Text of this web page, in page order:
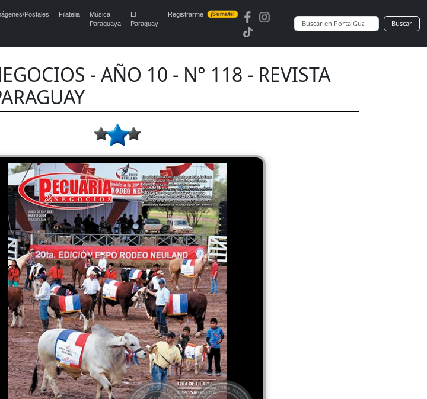
Postales Filatelia
Música
Paraguaya
El
Paraguay
Registrarme ¡Sumate!
Buscar
- AÑO 10 - N° 118 - REVISTA